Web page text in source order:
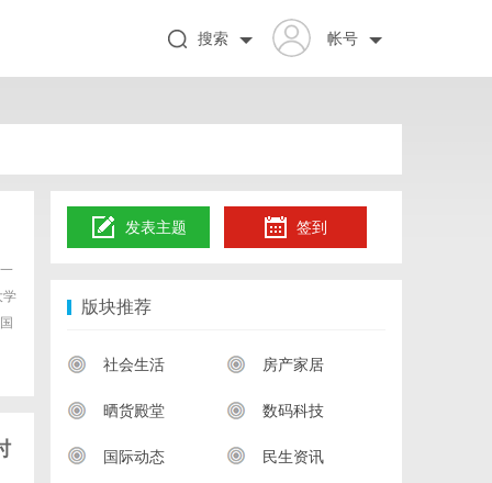
帐号
搜索
学
发表主题 签到
版块推荐
社会生活 房产家居
晒货殿堂 数码科技
国际动态 民生资讯